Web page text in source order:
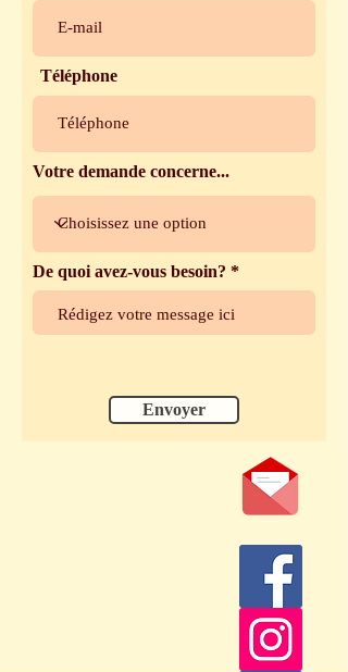
Téléphone
Votre demande concerne...
De quoi avez-vous besoin?
Envoyer